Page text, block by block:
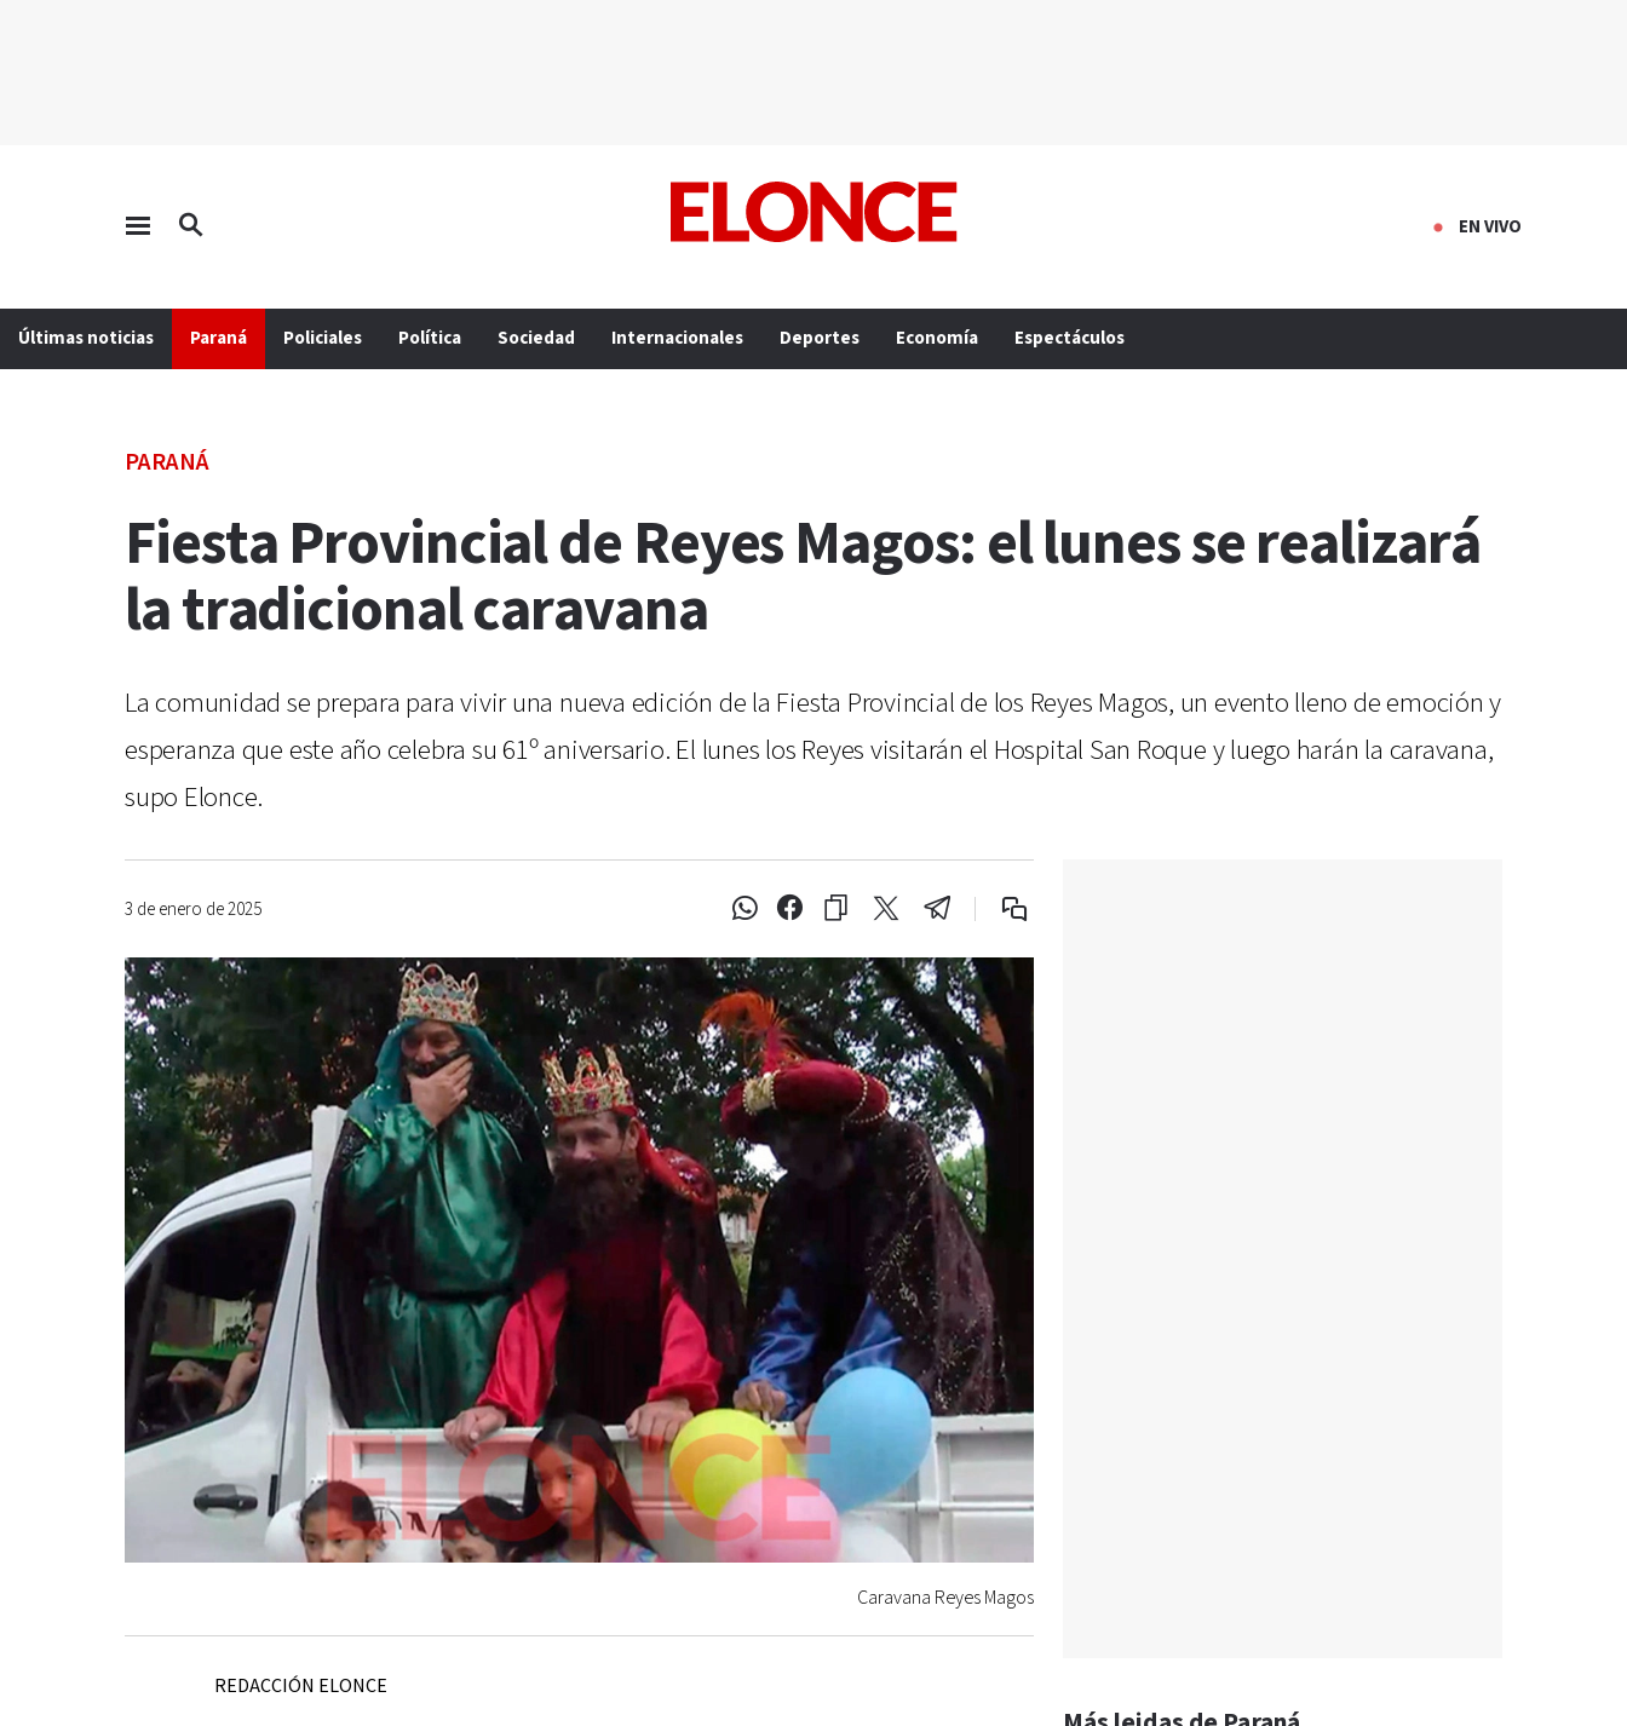
EN VIVO
Últimas noticias Paraná Policiales Política Sociedad Internacionales Deportes Economía Espectáculos
PARANÁ
Fiesta Provincial de Reyes Magos: el lunes se realizará
la tradicional caravana
La comunidad se prepara para vivir una nueva edición de la Fiesta Provincial de los Reyes Magos, un evento lleno de emoción y
esperanza que este año celebra su 61º aniversario. El lunes los Reyes visitarán el Hospital San Roque y luego harán la caravana,
supo Elonce.
3 de enero de 2025
Caravana Reyes Magos
REDACCIÓN ELONCE